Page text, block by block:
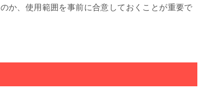
か、使用範囲を事前に合意しておくことが重要で